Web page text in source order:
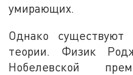
умирающих.
Однако существуют
теории. Физик
Нобелевской